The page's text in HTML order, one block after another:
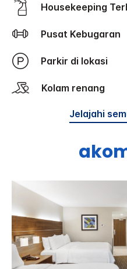
Housekeeping
Pusat Kebugaran
Parkir di lokasi
Kolam renang
Jelajahi